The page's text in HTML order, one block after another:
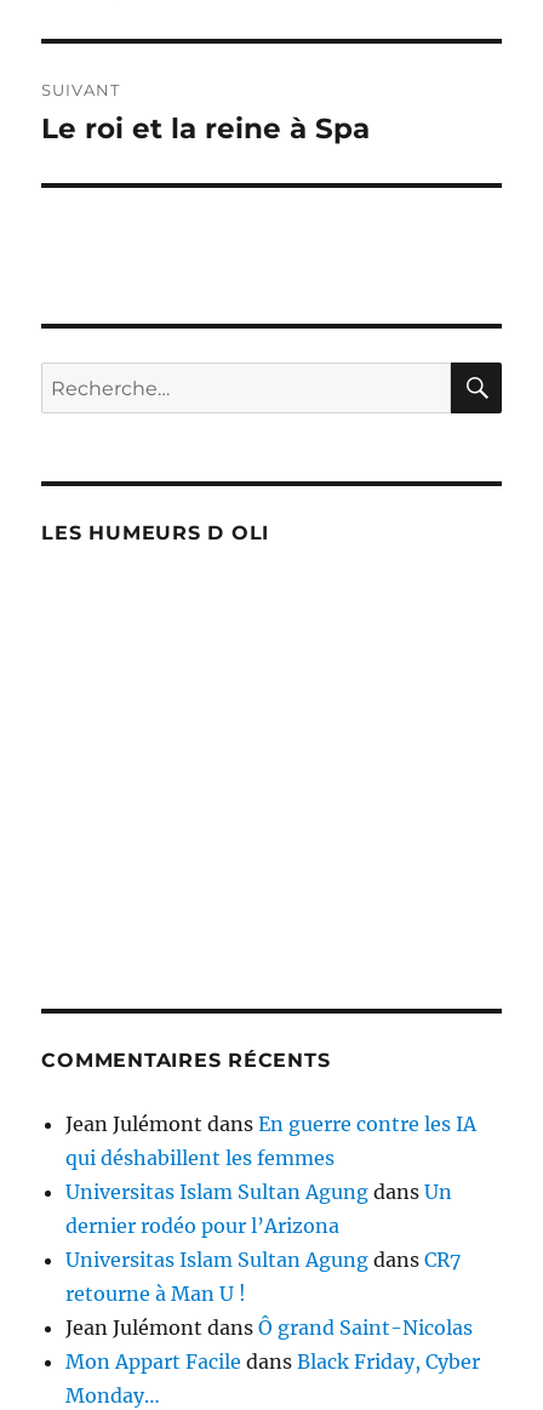
SUIVANT
Publication
Le roi et la reine à Spa
Recherche
pour :
LES HUMEURS D OLI
COMMENTAIRES RÉCENTS
Jean Julémont dansEn guerre contre les IA
qui déshabillent les femmes
Universitas Islam Sultan Agung dansUn
dernier rodéo pour l’Arizona
Universitas Islam Sultan Agung dansCR7
retourne à Man U !
Jean Julémont dansÔ grand Saint-Nicolas
Mon Appart Facile dansBlack Friday, Cyber
Monday…